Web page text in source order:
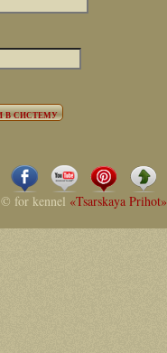
© for kennel «Tsarskaya Prihot»